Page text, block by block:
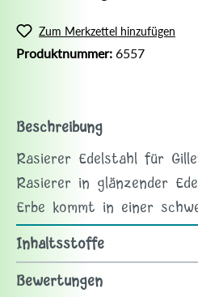
Zum Merkzettel hinzufügen
Produktnummer: 6557
Beschreibung
Rasierer Edelstahl für
Rasierer in glänzender
Erbe kommt in einer
Inhaltsstoffe
Bewertungen